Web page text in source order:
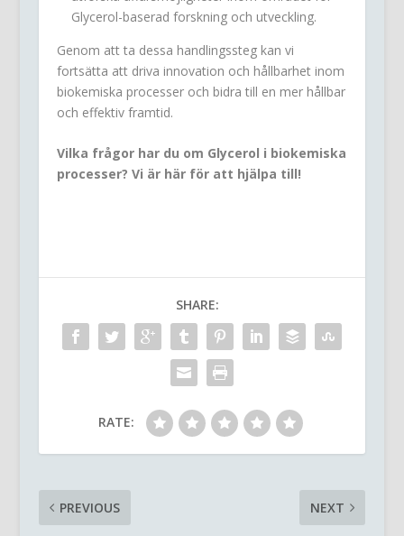
Glycerol-baserad forskning och utveckling.
Genom att ta dessa handlingssteg kan vi
fortsätta att driva innovation och hållbarhet inom
biokemiska processer och bidra till en mer hållbar
och effektiv framtid.
Vilka frågor har du om Glycerol i biokemiska
processer? Vi är här för att hjälpa till!
SHARE:
RATE:
PREVIOUS NEXT